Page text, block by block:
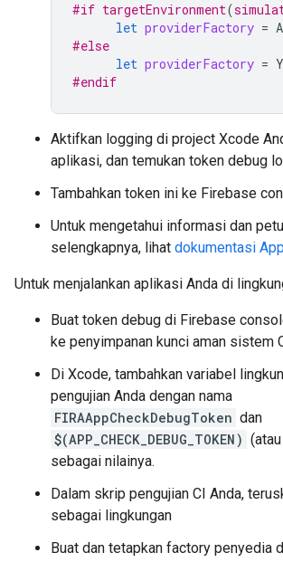
#if targetEnvironment(
let providerFactory =
#else
let providerFactory =
#endif
Aktifkan logging di project Xcode
aplikasi, dan temukan token debug
Tambahkan token ini ke Firebase
Untuk mengetahui informasi dan
selengkapnya, lihat dokumentasi
Untuk menjalankan aplikasi Anda di
Buat token debug di Firebase
ke penyimpanan kunci aman sistem
Di Xcode, tambahkan variabel
pengujian Anda dengan nama
FIRAAppCheckDebugToken dan
$(APP_CHECK_DEBUG_TOKEN)
sebagai nilainya.
Dalam skrip pengujian CI Anda,
sebagai lingkungan
Buat dan tetapkan factory penyedia